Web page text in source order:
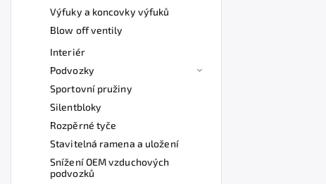
Výfuky a koncovky výfuků
Blow off ventily
Interiér
Podvozky
Sportovní pružiny
Silentbloky
Rozpěrné tyče
Stavitelná ramena a uložení
Snížení OEM vzduchových
podvozků